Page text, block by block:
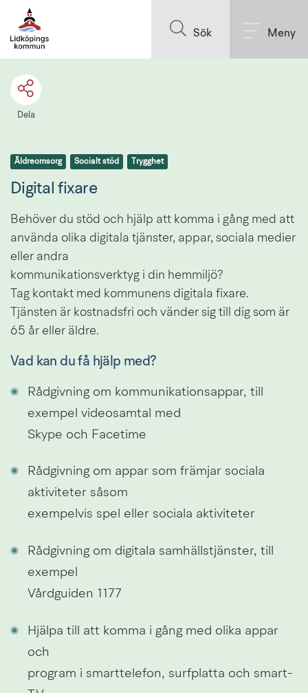
Sök Meny
Dela
Äldreomsorg Socialt stöd Trygghet
Digital fixare
Behöver du stöd och hjälp att komma i gång med att
använda olika digitala tjänster, appar, sociala medier
eller andra
kommunikationsverktyg i din hemmiljö?
Tag kontakt med kommunens digitala fixare.
Tjänsten är kostnadsfri och vänder sig till dig som är
65 år eller äldre.
Vad kan du få hjälp med?
Rådgivning om kommunikationsappar, till
exempel videosamtal med
Skype och Facetime
Rådgivning om appar som främjar sociala
aktiviteter såsom
exempelvis spel eller sociala aktiviteter
Rådgivning om digitala samhällstjänster, till
exempel
Vårdguiden 1177
Hjälpa till att komma i gång med olika appar
och
program i smarttelefon, surfplatta och smart-